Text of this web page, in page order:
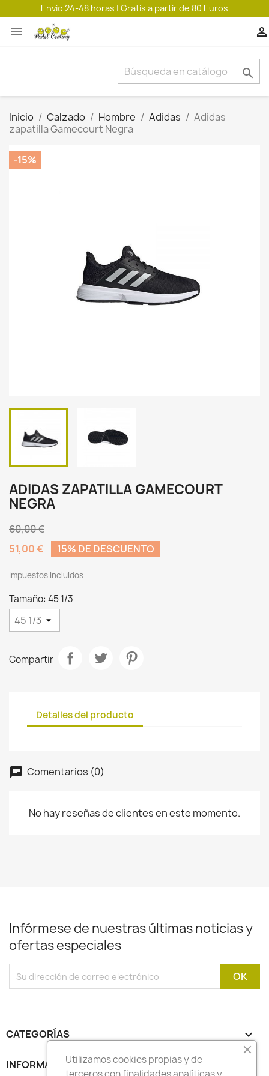
Envio 24-48 horas | Gratis a partir de 80 Euros
 

Inicio Calzado Hombre Adidas
Adidas
zapatilla Gamecourt Negra
-15%
ADIDAS ZAPATILLA GAMECOURT
NEGRA
60,00 €
51,00 €
15% DE DESCUENTO
Impuestos incluidos
Tamaño: 45 1/3
Compartir
Detalles del producto
chat Comentarios (0)
No hay reseñas de clientes en este momento.
Infórmese de nuestras últimas noticias y
ofertas especiales
CATEGORÍAS 
INFORMACIÓNUtilizamos cookies propias y de